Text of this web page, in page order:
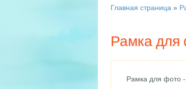
Главная страница »
Рамка для
Рамка для фото -